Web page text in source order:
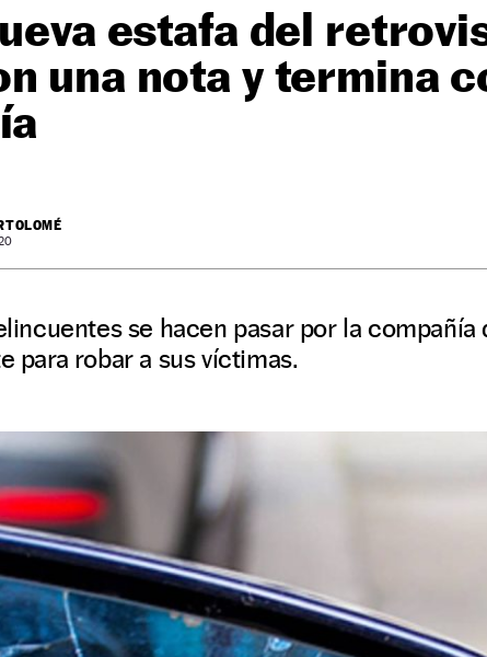
estafa del
una nota y termina
se hacen pasar por la compañía
para robar a sus víctimas.